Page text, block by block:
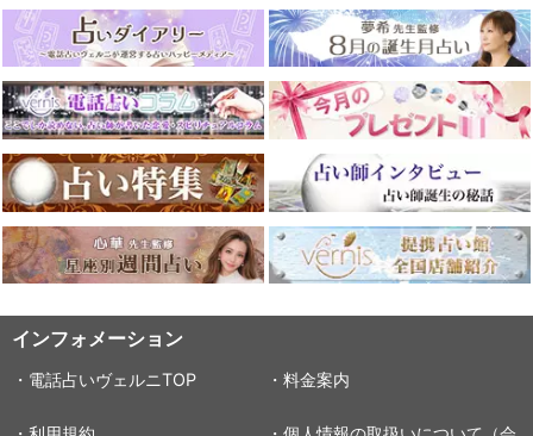
インフォメーション
・電話占いヴェルニTOP ・料金案内